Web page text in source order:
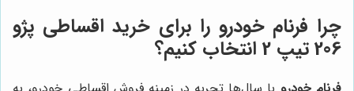
چرا فرنام خودرو را برای خرید اقساطی پژو
206 تیپ 2 انتخاب کنیم؟